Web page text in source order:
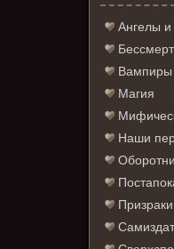
Ангелы
Вампиры
Магия
Наши
Оборотни
Призраки